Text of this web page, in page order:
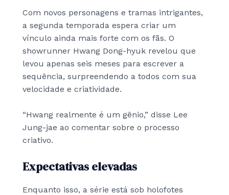
Com novos personagens e tramas intrigantes,
a segunda temporada espera criar um
vínculo ainda mais forte com os fãs. O
showrunner Hwang Dong-hyuk revelou que
levou apenas seis meses para escrever a
sequência, surpreendendo a todos com sua
velocidade e criatividade.
“Hwang realmente é um gênio,” disse Lee
Jung-jae ao comentar sobre o processo
criativo.
Expectativas elevadas
Enquanto isso, a série está sob holofotes